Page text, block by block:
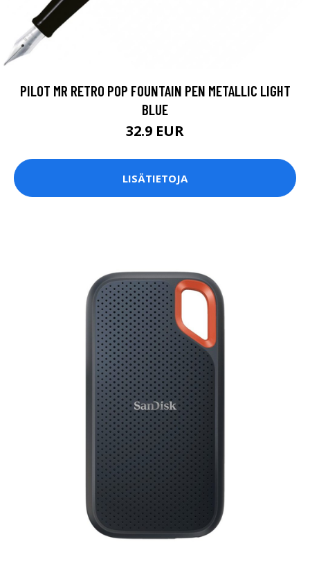
PILOT MR RETRO POP FOUNTAIN PEN METALLIC LIGHT
BLUE
32.9 EUR
LISÄTIETOJA